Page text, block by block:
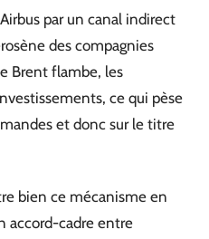
par un canal indirect
des compagnies
Brent flambe, les
ce qui pèse
et donc sur le titre
bien ce mécanisme en
accord-cadre entre